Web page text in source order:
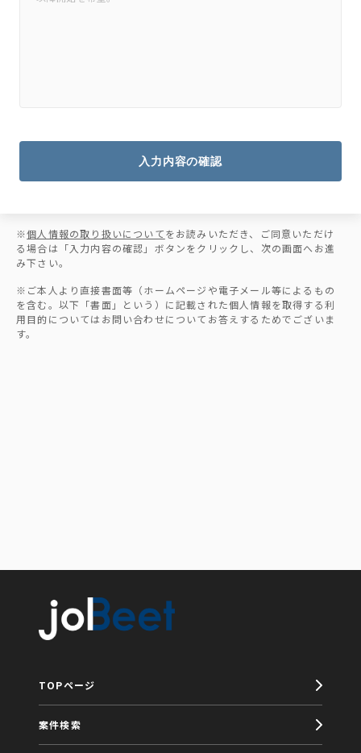
入力内容の確認
※個人情報の取り扱いについてをお読みいただき、ご同意いただけ
る場合は「入力内容の確認」ボタンをクリックし、次の画面へお進
み下さい。
※ご本人より直接書面等（ホームページや電子メール等によるもの
を含む。以下「書面」という）に記載された個人情報を取得する利
用目的についてはお問い合わせについてお答えするためでございま
す。
TOPページ
案件検索